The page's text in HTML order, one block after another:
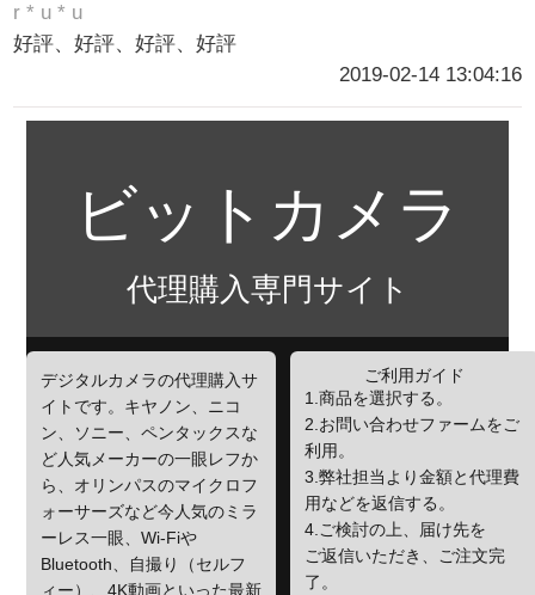
r * u * u
好評、好評、好評、好評
2019-02-14 13:04:16
ビットカメラ
代理購入専門サイト
デジタルカメラの代理購入サ
イトです。キヤノン、ニコ
ン、ソニー、ペンタックスな
ど人気メーカーの一眼レフか
ら、オリンパスのマイクロフ
ォーサーズなど今人気のミラ
ーレス一眼、Wi-Fiや
Bluetooth、自撮り（セルフ
ィー）、4K動画といった最新
ご利用ガイド
1.商品を選択する。
2.お問い合わせファームをご
利用。
3.弊社担当より金額と代理費
用などを返信する。
4.ご検討の上、届け先を
ご返信いただき、ご注文完
了。